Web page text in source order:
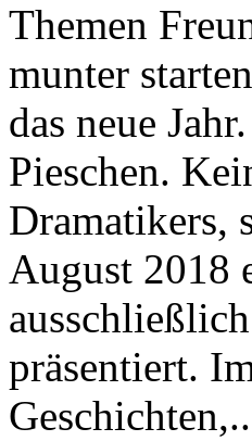
Themen
munter
das neue
Pieschen.
Dramatikers,
August 2018
präsentiert.